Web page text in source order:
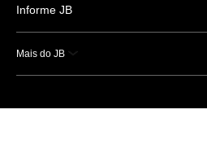
Informe JB
Mais do JB
Esportes